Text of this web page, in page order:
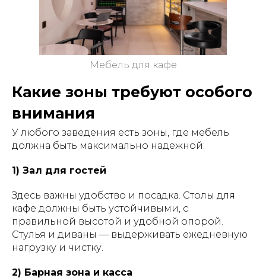
Мебель для кафе
Какие зоны требуют особого
внимания
У любого заведения есть зоны, где мебель
должна быть максимально надежной:
1) Зал для гостей
Здесь важны удобство и посадка. Столы для
кафе должны быть устойчивыми, с
правильной высотой и удобной опорой.
Стулья и диваны — выдерживать ежедневную
нагрузку и чистку.
2) Барная зона и касса